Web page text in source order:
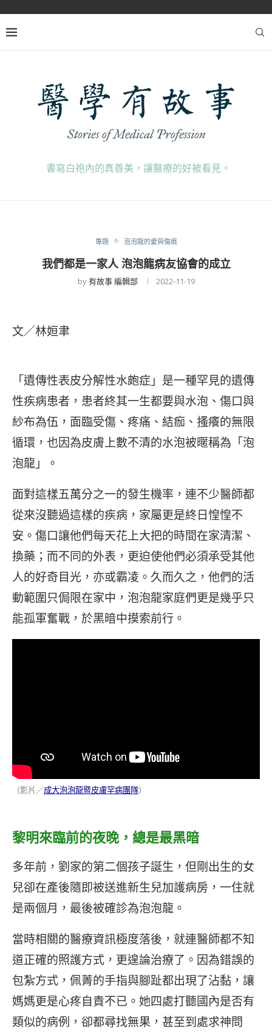
書寫白袍內的真善美，讓醫療的好被看見。
專題 泡泡龍的愛與傷痕
我們都是一家人 泡泡龍病友協會的成立
by有故事 編輯部 2022-11-19
文／林姮聿
「遺傳性表皮分解性水皰症」是一種罕見的遺傳
性疾病患者，患者終其一生都要與水泡、傷口與
紗布為伍，面臨受傷、疼痛、結痂、搔癢的無限
循環，也因為皮膚上數不清的水泡被暱稱為「泡
泡龍」。
面對這樣五萬分之一的發生機率，連不少醫師都
從來沒聽過這樣的疾病，家屬更是終日惶惶不
安。傷口讓他們每天花上大把的時間在家清潔、
換藥；而不同的外表，更迫使他們必須承受其他
人的好奇目光，亦或霸凌。久而久之，他們的活
動範圍只侷限在家中，泡泡龍家庭們更是幾乎只
能孤軍奮戰，於黑暗中摸索前行。
（影片／成大泡泡龍暨皮膚罕病團隊）
黎明來臨前的夜晚，總是最黑暗
多年前，劉家的第二個孩子誕生，但剛出生的女
兒卻在產後隨即被送進新生兒加護病房，一住就
是兩個月，最後被確診為泡泡龍。
當時相關的醫療資訊極度落後，就連醫師都不知
道正確的照護方式，更遑論治療了。因為錯誤的
包紮方式，佩菁的手指與腳趾都出現了沾黏，讓
媽媽更是心疼自責不已。她四處打聽國內是否有
類似的病例，卻都尋找無果，甚至到處求神問